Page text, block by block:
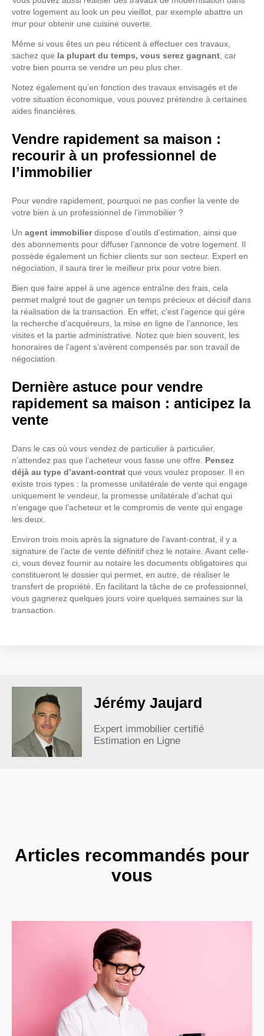
votre logement au look un peu vieillot, par exemple abattre un
mur pour obtenir une cuisine ouverte.
Même si vous êtes un peu réticent à effectuer ces travaux,
sachez que la plupart du temps, vous serez gagnant , car
votre bien pourra se vendre un peu plus cher.
Notez également qu’en fonction des travaux envisagés et de
votre situation économique, vous pouvez prétendre à certaines
aides financières.
Vendre rapidement sa maison :
recourir à un professionnel de
l’immobilier
Pour vendre rapidement, pourquoi ne pas confier la vente de
votre bien à un professionnel de l’immobilier ?
Un agent immobilierdispose d’outils d’estimation, ainsi que
des abonnements pour diffuser l’annonce de votre logement. Il
possède également un fichier clients sur son secteur. Expert en
négociation, il saura tirer le meilleur prix pour votre bien.
Bien que faire appel à une agence entraîne des frais, cela
permet malgré tout de gagner un temps précieux et décisif dans
la réalisation de la transaction. En effet, c’est l’agence qui gère
la recherche d’acquéreurs, la mise en ligne de l’annonce, les
visites et la partie administrative. Notez que bien souvent, les
honoraires de l’agent s’avèrent compensés par son travail de
négociation.
Dernière astuce pour vendre
rapidement sa maison : anticipez la
vente
Dans le cas où vous vendez de particulier à particulier,
n’attendez pas que l’acheteur vous fasse une offre. Pensez
déjà au type d’avant-contrat que vous voulez proposer. Il en
existe trois types : la promesse unilatérale de vente qui engage
uniquement le vendeur, la promesse unilatérale d’achat qui
n’engage que l’acheteur et le compromis de vente qui engage
les deux.
Environ trois mois après la signature de l’avant-contrat, il y a
signature de l’acte de vente définitif chez le notaire. Avant celle-
ci, vous devez fournir au notaire les documents obligatoires qui
constitueront le dossier qui permet, en autre, de réaliser le
transfert de propriété. En facilitant la tâche de ce professionnel,
vous gagnerez quelques jours voire quelques semaines sur la
transaction.
Jérémy Jaujard
Expert immobilier certifié
Estimation en Ligne
Articles recommandés pour
vous